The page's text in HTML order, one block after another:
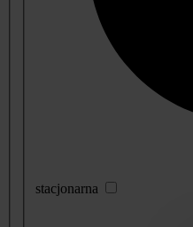
stacjonarna